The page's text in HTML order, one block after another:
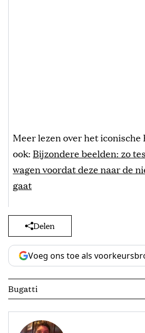
Meer lezen over het iconische
ook: Bijzondere beelden: zo
wagen voordat deze naar de
gaat
Delen
Voeg ons toe als
Bugatti